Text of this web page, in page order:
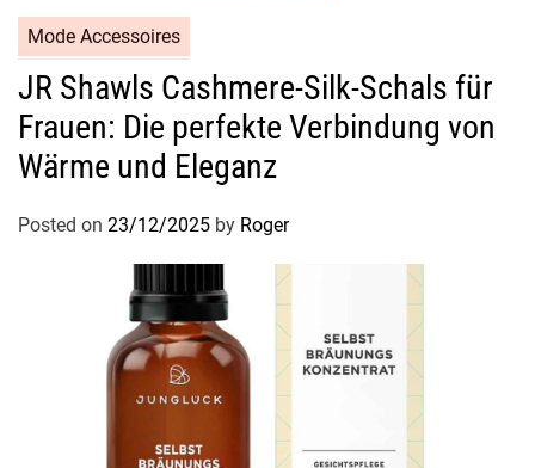
Mode Accessoires
JR Shawls Cashmere-Silk-Schals für
Frauen: Die perfekte Verbindung von
Wärme und Eleganz
Posted on 23/12/2025 by Roger